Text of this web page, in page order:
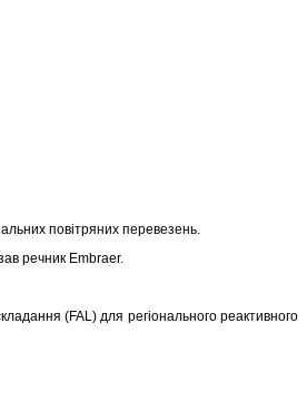
повітряних перевезень.
речник Embraer.
(FAL) для регіонального реактивного